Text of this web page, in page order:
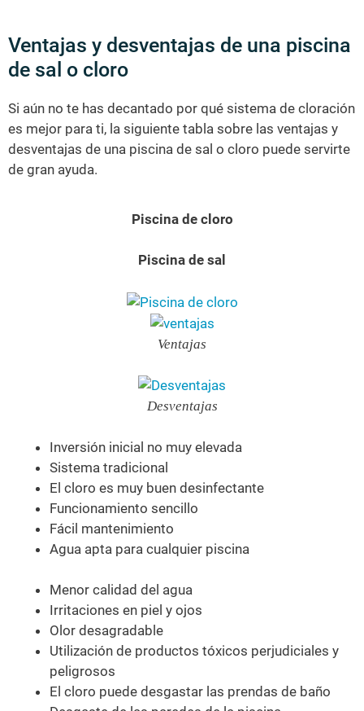
Ventajas y desventajas de una piscina
de sal o cloro
Si aún no te has decantado por qué sistema de cloración
es mejor para ti, la siguiente tabla sobre las ventajas y
desventajas de una piscina de sal o cloro puede servirte
de gran ayuda.
Piscina de cloro
Piscina de sal
Ventajas
Desventajas
Inversión inicial no muy elevada
Sistema tradicional
El cloro es muy buen desinfectante
Funcionamiento sencillo
Fácil mantenimiento
Agua apta para cualquier piscina
Menor calidad del agua
Irritaciones en piel y ojos
Olor desagradable
Utilización de productos tóxicos perjudiciales y
peligrosos
El cloro puede desgastar las prendas de baño